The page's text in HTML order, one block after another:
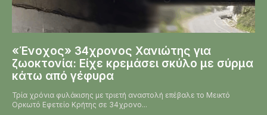
«Ένοχος» 34χρονος Χανιώτης για
ζωοκτονία: Είχε κρεμάσει σκύλο με σύρμα
κάτω από γέφυρα
Τρία χρόνια φυλάκισης με τριετή αναστολή επέβαλε το Μεικτό
Ορκωτό Εφετείο Κρήτης σε 34χρονο...